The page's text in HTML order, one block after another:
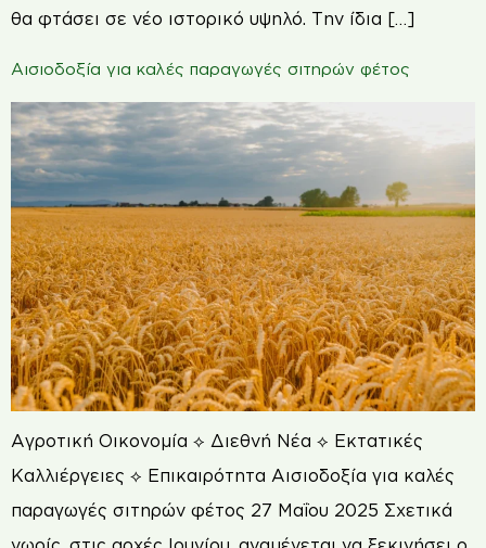
θα φτάσει σε νέο ιστορικό υψηλό. Την ίδια […]
Αισιοδοξία για καλές παραγωγές σιτηρών φέτος
Αγροτική Οικονομία ⟡ Διεθνή Νέα ⟡ Εκτατικές
Καλλιέργειες ⟡ Επικαιρότητα Αισιοδοξία για καλές
παραγωγές σιτηρών φέτος 27 Μαΐου 2025 Σχετικά